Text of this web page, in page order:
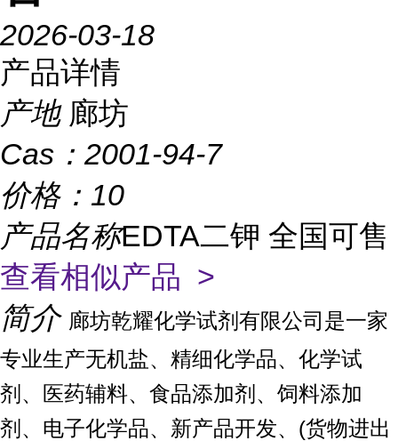
2026-03-18
产品详情
产地 廊坊
Cas： 2001-94-7
价格： 10
产品名称EDTA二钾 全国可售
查看相似产品 >
简介 廊坊乾耀化学试剂有限公司是一家
专业生产无机盐、精细化学品、化学试
剂、医药辅料、食品添加剂、饲料添加
剂、电子化学品、新产品开发、(货物进出